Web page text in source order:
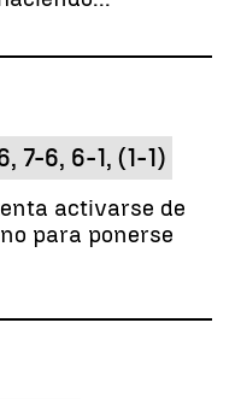
7-6, 6-1, (1-1)
activarse de
para ponerse